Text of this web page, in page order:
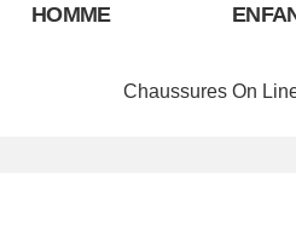
HOMME
Chaussures On